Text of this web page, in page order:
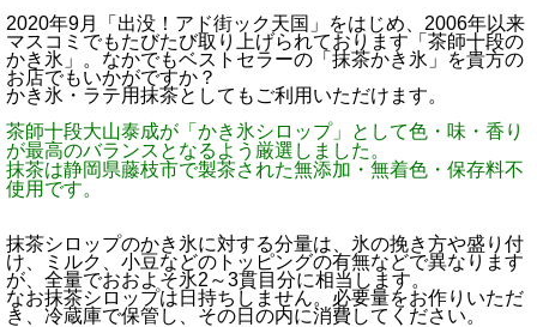
2020年9月「出没！アド街ック天国」をはじめ、2006年以来
マスコミでもたびたび取り上げられております「茶師十段の
かき氷」。なかでもベストセラーの「抹茶かき氷」を貴方の
お店でもいかがですか？
かき氷・ラテ用抹茶としてもご利用いただけます。
茶師十段大山泰成が「かき氷シロップ」として色・味・香り
が最高のバランスとなるよう厳選しました。
抹茶は静岡県藤枝市で製茶された無添加・無着色・保存料不
使用です。
抹茶シロップのかき氷に対する分量は、氷の挽き方や盛り付
け、ミルク、小豆などのトッピングの有無などで異なります
が、全量でおおよそ氷2～3貫目分に相当します。
なお抹茶シロップは日持ちしません。必要量をお作りいただ
き、冷蔵庫で保管し、その日の内に消費してください。